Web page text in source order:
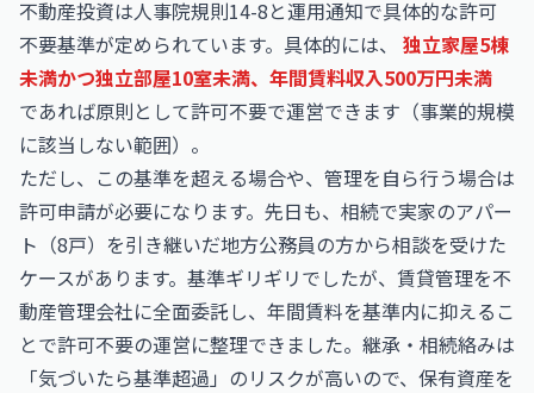
不動産投資は人事院規則14-8と運用通知で具体的な許可
不要基準が定められています。具体的には、 独立家屋5棟
未満かつ独立部屋10室未満、年間賃料収入500万円未満
であれば原則として許可不要で運営できます（事業的規模
に該当しない範囲）。
ただし、この基準を超える場合や、管理を自ら行う場合は
許可申請が必要になります。先日も、相続で実家のアパー
ト（8戸）を引き継いだ地方公務員の方から相談を受けた
ケースがあります。基準ギリギリでしたが、賃貸管理を不
動産管理会社に全面委託し、年間賃料を基準内に抑えるこ
とで許可不要の運営に整理できました。継承・相続絡みは
「気づいたら基準超過」のリスクが高いので、保有資産を